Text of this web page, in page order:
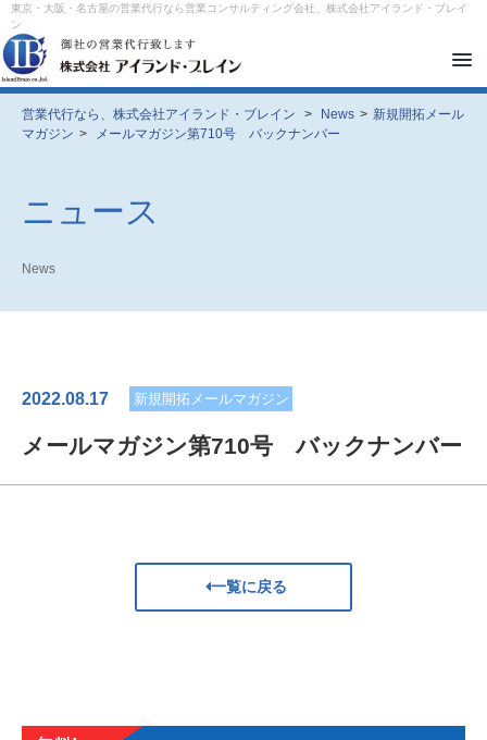
東京・大阪・名古屋の営業代行なら営業コンサルティング会社、株式会社アイランド・ブレイ
ン
メ
ュ
ー
営業代行なら、株式会社アイランド・ブレイン > News > 新規開拓メール
マガジン > メールマガジン第710号 バックナンバー
ニュース
News
2022.08.17 新規開拓メールマガジン
メールマガジン第710号 バックナンバー
一覧に戻る